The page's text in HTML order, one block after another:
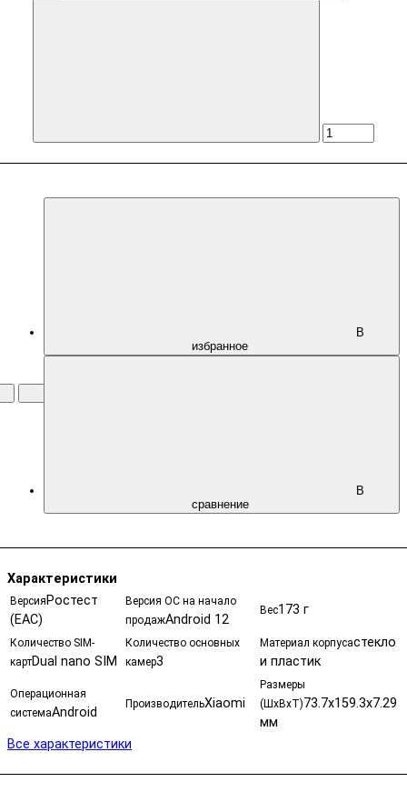
В
избранное
В
сравнение
Характеристики
Версия Ростест
(EAC)
Версия ОС на начало
продажAndroid 12
Вес173 г
Количество SIM-
картDual nano SIM
Количество основных
камер3
Материал корпусастекло
и пластик
Операционная
системаAndroid
ПроизводительXiaomi
Размеры
(ШxВxТ)73.7x159.3x7.29
мм
Все характеристики